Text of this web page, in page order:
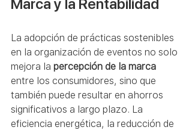
Marca y la Rentabilidad
La adopción de prácticas sostenibles
en la organización de eventos no solo
mejora la percepción de la marca
entre los consumidores, sino que
también puede resultar en ahorros
significativos a largo plazo. La
eficiencia energética, la reducción de